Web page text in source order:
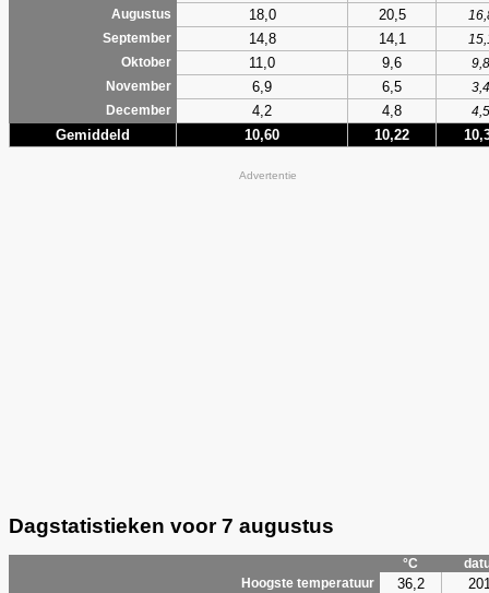
Augustus
18,0 20,5
September
14,8 14,1
Oktober
11,0 9,6
9,8
November
6,9 6,5
3,4
December
4,2 4,8 4,5
Gemiddeld 10,60 10,22
Advertentie
Dagstatistieken voor 7 augustus
°C
Hoogste temperatuur
36,2